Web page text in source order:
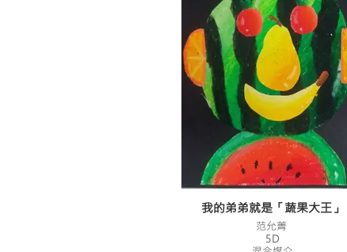
我的弟弟就是「蔬果大王」
范允菁
5D